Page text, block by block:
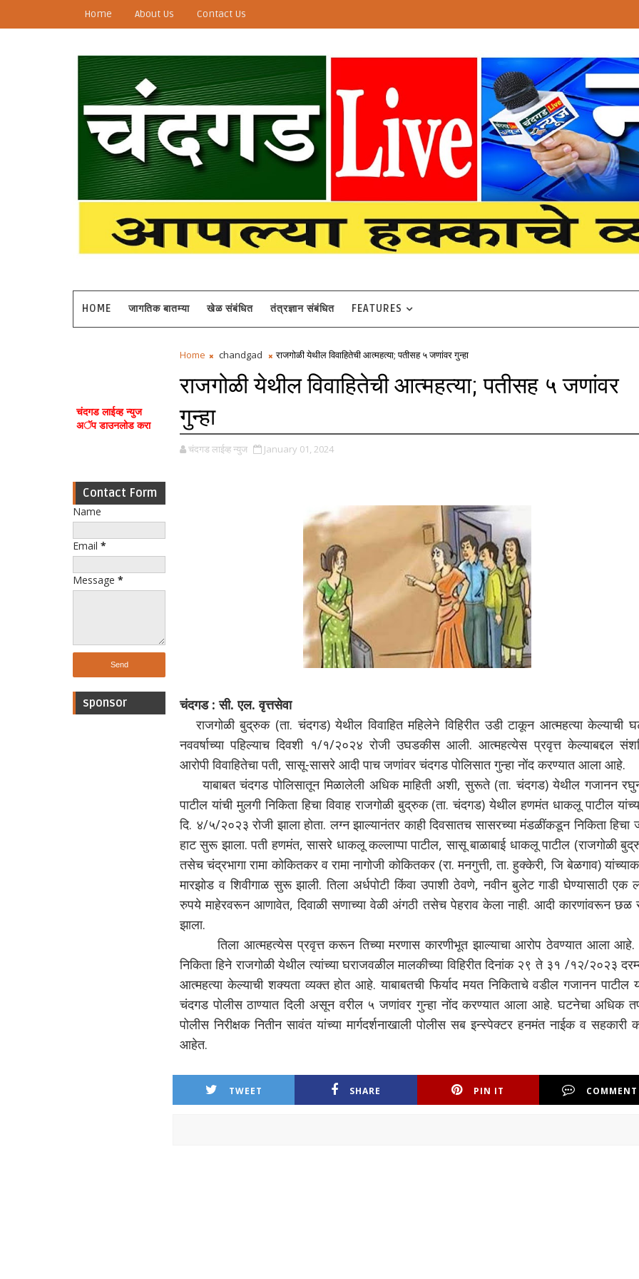
Home About Us Contact Us
HOME जागतिक बातम्या खेळ संबंधित तंत्रज्ञान संबंधित FEATURES
चंदगड लाईव्ह न्युज
अॅप डाउनलोड करा
Contact Form
Name
Email *
Message *
sponsor
Home chandgad राजगोळी येथील विवाहितेची आत्महत्या; पतीसह ५ जणांवर गुन्हा
राजगोळी येथील विवाहितेची आत्महत्या; पतीसह ५ जणांवर
गुन्हा
चंदगड लाईव्ह न्युज January 01, 2024
चंदगड : सी. एल. वृत्तसेवा
राजगोळी बुद्रुक (ता. चंदगड) येथील विवाहित महिलेने विहिरीत उडी टाकून आत्महत्या केल्याची
नववर्षाच्या पहिल्याच दिवशी १/१/२०२४ रोजी उघडकीस आली. आत्महत्येस प्रवृत्त केल्याबद्दल
आरोपी विवाहितेचा पती, सासू-सासरे आदी पाच जणांवर चंदगड पोलिसात गुन्हा नोंद करण्यात आला आहे.
याबाबत चंदगड पोलिसातून मिळालेली अधिक माहिती अशी, सुरूते (ता. चंदगड) येथील गजानन
पाटील यांची मुलगी निकिता हिचा विवाह राजगोळी बुद्रुक (ता. चंदगड) येथील हणमंत धाकलू पाटील
दि. ४/५/२०२३ रोजी झाला होता. लग्न झाल्यानंतर काही दिवसातच सासरच्या मंडळींकडून निकिता हिचा
हाट सुरू झाला. पती हणमंत, सासरे धाकलू कल्लाप्पा पाटील, सासू बाळाबाई धाकलू पाटील (राजगोळी
तसेच चंद्रभागा रामा कोकितकर व रामा नागोजी कोकितकर (रा. मनगुत्ती, ता. हुक्केरी, जि बेळगाव)
मारझोड व शिवीगाळ सुरू झाली. तिला अर्धपोटी किंवा उपाशी ठेवणे, नवीन बुलेट गाडी घेण्यासाठी एक
रुपये माहेरवरून आणावेत, दिवाळी सणाच्या वेळी अंगठी तसेच पेहराव केला नाही. आदी कारणांवरून
झाला.
तिला आत्महत्येस प्रवृत्त करून तिच्या मरणास कारणीभूत झाल्याचा आरोप ठेवण्यात आला आहे.
निकिता हिने राजगोळी येथील त्यांच्या घराजवळील मालकीच्या विहिरीत दिनांक २९ ते ३१ /१२/२०२३
आत्महत्या केल्याची शक्यता व्यक्त होत आहे. याबाबतची फिर्याद मयत निकिताचे वडील गजानन पाटील
चंदगड पोलीस ठाण्यात दिली असून वरील ५ जणांवर गुन्हा नोंद करण्यात आला आहे. घटनेचा अधिक
पोलीस निरीक्षक नितीन सावंत यांच्या मार्गदर्शनाखाली पोलीस सब इन्स्पेक्टर हनमंत नाईक व सहकारी
आहेत.
TWEET SHARE PIN IT COMMENT